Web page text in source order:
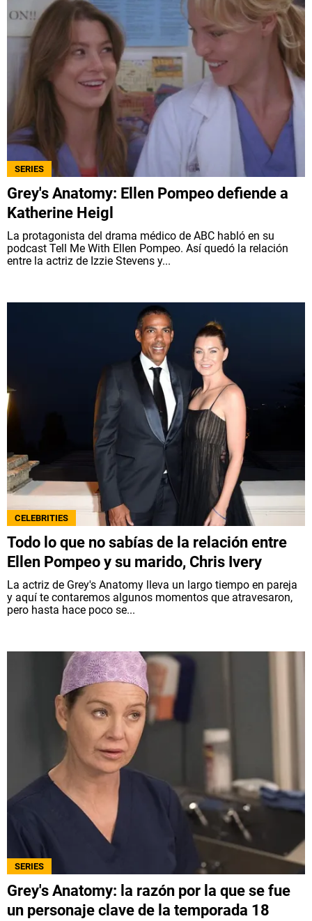
SERIES
Grey's Anatomy: Ellen Pompeo defiende a
Katherine Heigl
La protagonista del drama médico de ABC habló en su
podcast Tell Me With Ellen Pompeo. Así quedó la relación
entre la actriz de Izzie Stevens y...
CELEBRITIES
Todo lo que no sabías de la relación entre
Ellen Pompeo y su marido, Chris Ivery
La actriz de Grey's Anatomy lleva un largo tiempo en pareja
y aquí te contaremos algunos momentos que atravesaron,
pero hasta hace poco se...
SERIES
Grey's Anatomy: la razón por la que se fue
un personaje clave de la temporada 18